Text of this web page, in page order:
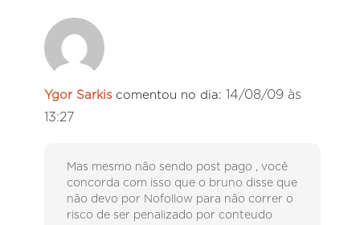
Ygor Sarkis comentou no dia: 14/08/09 às
13:27
Mas mesmo não sendo post pago , você
concorda com isso que o bruno disse que
não devo por Nofollow para não correr o
risco de ser penalizado por conteudo